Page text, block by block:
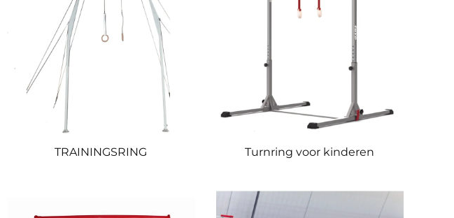
TRAININGSRING Turnring voor kinderen